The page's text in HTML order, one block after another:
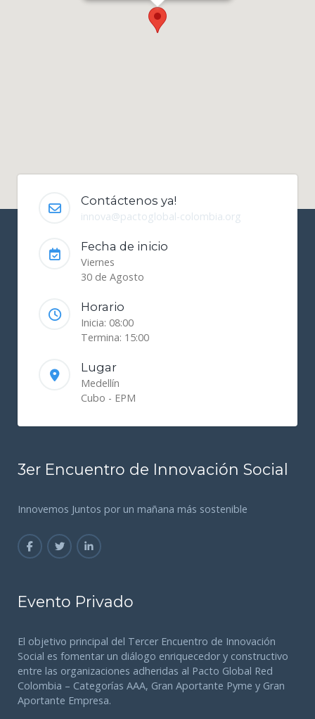
Contáctenos ya!
innova@pactoglobal-colombia.org
Fecha de inicio
Viernes
30 de Agosto
Horario
Inicia: 08:00
Termina: 15:00
Lugar
Medellín
Cubo - EPM
3er Encuentro de Innovación Social
Innovemos Juntos por un mañana más sostenible
Evento Privado
El objetivo principal del Tercer Encuentro de Innovación
Social es fomentar un diálogo enriquecedor y constructivo
entre las organizaciones adheridas al Pacto Global Red
Colombia – Categorías AAA, Gran Aportante Pyme y Gran
Aportante Empresa.